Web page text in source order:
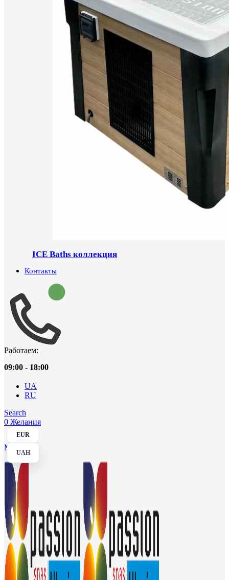
ICE Baths коллекция
Контакты
Работаем:
09:00 - 18:00
UA
RU
Search
0 Желания
EUR
UAH
Menu